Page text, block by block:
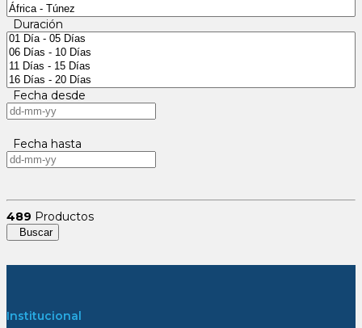
Duración
Fecha desde
Fecha hasta
489 Productos
Buscar
Institucional